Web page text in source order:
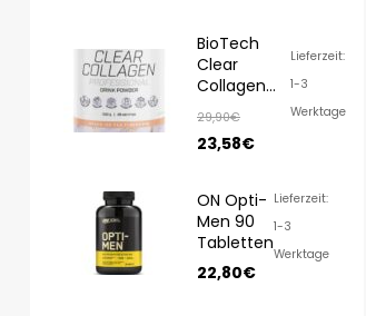
BioTech
Clear
Collagen
350g
29,90€
23,58€
Lieferzeit:
1-3
Werktage
ON Opti-
Men 90
Tabletten
22,80€
Lieferzeit:
1-3
Werktage